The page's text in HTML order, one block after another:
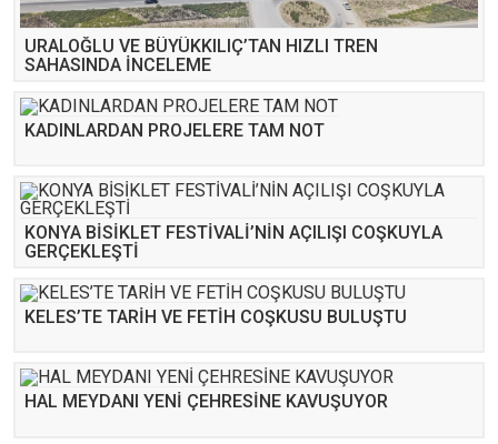
URALOĞLU VE BÜYÜKKILIÇ’TAN HIZLI TREN
SAHASINDA İNCELEME
KADINLARDAN PROJELERE TAM NOT
KONYA BİSİKLET FESTİVALİ’NİN AÇILIŞI COŞKUYLA
GERÇEKLEŞTİ
KELES’TE TARİH VE FETİH COŞKUSU BULUŞTU
HAL MEYDANI YENİ ÇEHRESİNE KAVUŞUYOR